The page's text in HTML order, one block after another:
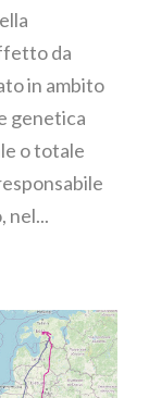
da
in ambito
genetica
o totale
nel...